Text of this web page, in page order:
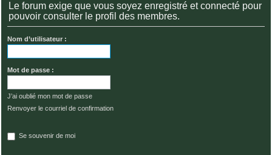
Le forum exige que vous soyez enregistré et connecté pour
pouvoir consulter le profil des membres.
Nom d’utilisateur :
Mot de passe :
J’ai oublié mon mot de passe
Renvoyer le courriel de confirmation
Se souvenir de moi